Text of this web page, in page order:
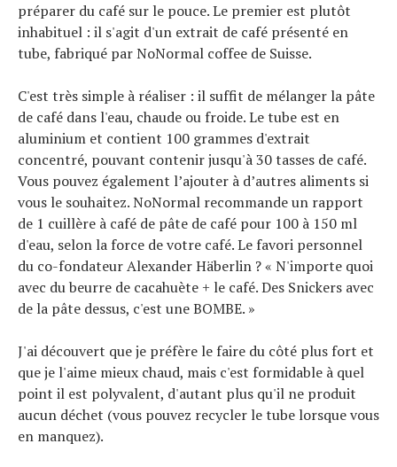
préparer du café sur le pouce. Le premier est plutôt
inhabituel : il s'agit d'un extrait de café présenté en
tube, fabriqué par NoNormal coffee de Suisse.
C'est très simple à réaliser : il suffit de mélanger la pâte
de café dans l'eau, chaude ou froide. Le tube est en
aluminium et contient 100 grammes d'extrait
concentré, pouvant contenir jusqu'à 30 tasses de café.
Vous pouvez également l’ajouter à d’autres aliments si
vous le souhaitez. NoNormal recommande un rapport
de 1 cuillère à café de pâte de café pour 100 à 150 ml
d'eau, selon la force de votre café. Le favori personnel
du co-fondateur Alexander Häberlin ? « N'importe quoi
avec du beurre de cacahuète + le café. Des Snickers avec
de la pâte dessus, c'est une BOMBE. »
J'ai découvert que je préfère le faire du côté plus fort et
que je l'aime mieux chaud, mais c'est formidable à quel
point il est polyvalent, d'autant plus qu'il ne produit
aucun déchet (vous pouvez recycler le tube lorsque vous
en manquez).